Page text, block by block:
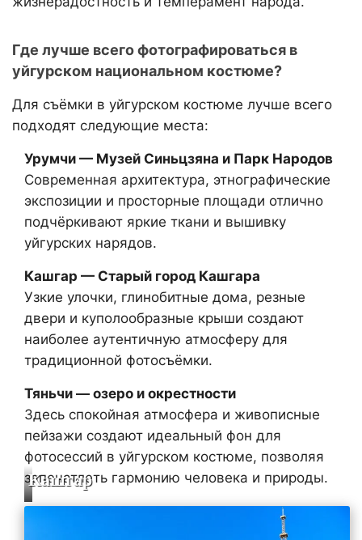
Где лучше всего фотографироваться в
уйгурском национальном костюме?
Для съёмки в уйгурском костюме лучше всего
подходят следующие места:
Урумчи — Музей Синьцзяна и Парк Народов
Современная архитектура, этнографические
экспозиции и просторные площади отлично
подчёркивают яркие ткани и вышивку
уйгурских нарядов.
Кашгар — Старый город Кашгара
Узкие улочки, глинобитные дома, резные
двери и куполообразные крыши создают
наиболее аутентичную атмосферу для
традиционной фотосъёмки.
Тяньчи — озеро и окрестности
Здесь спокойная атмосфера и живописные
пейзажи создают идеальный фон для
фотосессий в уйгурском костюме, позволяя
запечатлеть гармонию человека и природы.
Кашгар